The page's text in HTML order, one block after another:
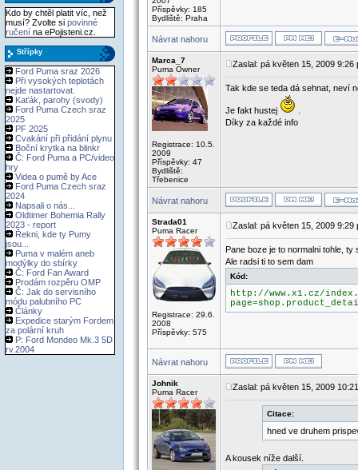
Kdo by chtěl platit víc, než
musí? Zvolte si povinné
ručení na ePojisteni.cz.
Střípky
Ford Puma sraz 2026
Při vysokých teplotách
nejde nastartovat.
Kaťák, parohy (svody)
Ford Puma Czech sraz
2025
PF 2025
Cvakání při přidání plynu
Boční krytka na blinkr
Č: Ford Puma a PC/video
hry
Videa o pumě by Ace
Ford Puma Czech sraz
2024
Napsali o nás...
Oldtimer Bohemia Rally
2023 - report
Řekni, kde ty Pumy
jsou...
Puma v malém aneb
modýlky do sbírky
Č: Ford Fan Award
Prodám rozpěru OMP
Č: Jak do servisního
módu palubního PC
Články
Expedice starým Fordem
za polární kruh
P: Ford Mondeo Mk.3 5D
rv.2004
Příspěvky: 185
Bydliště: Praha
Návrat nahoru
Marca_7
Puma Owner
Registrace: 10.5.
2009
Příspěvky: 47
Bydliště:
Třebenice
Zaslal: pá květen 15, 2009 9:26
Tak kde se teda dá sehnat, neví
Je fakt hustej
Díky za každé info
Návrat nahoru
Strada01
Puma Racer
Registrace: 29.6.
2008
Příspěvky: 575
Zaslal: pá květen 15, 2009 9:29
Pane boze je to normalni tohle,
Ale radsi ti to sem dam
Kód:
http://www.x1.cz/
Návrat nahoru
Johnik
Puma Racer
Zaslal: pá květen 15, 2009
Citace:
hned ve druhem
A kousek níže další.